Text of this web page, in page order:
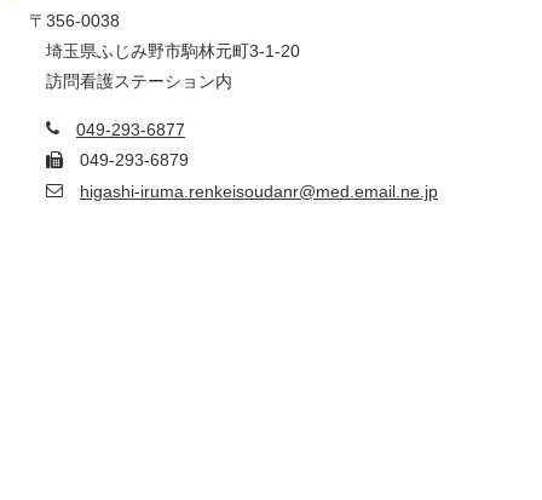
〒356-0038
埼玉県ふじみ野市駒林元町3-1-20
訪問看護ステーション内
049-293-6877
049-293-6879
higashi-iruma.renkeisoudanr@med.email.ne.jp